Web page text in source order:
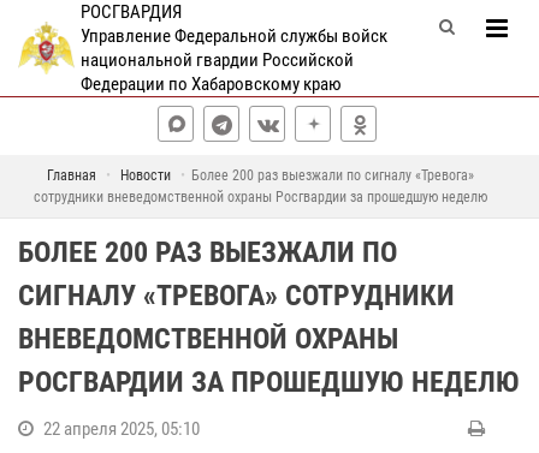
РОСГВАРДИЯ
Управление Федеральной службы войск
национальной гвардии Российской
Федерации по Хабаровскому краю
Главная Новости
Более 200 раз выезжали по сигналу «Тревога»
сотрудники вневедомственной охраны Росгвардии за прошедшую неделю
БОЛЕЕ 200 РАЗ ВЫЕЗЖАЛИ ПО
СИГНАЛУ «ТРЕВОГА» СОТРУДНИКИ
ВНЕВЕДОМСТВЕННОЙ ОХРАНЫ
РОСГВАРДИИ ЗА ПРОШЕДШУЮ НЕДЕЛЮ
22 апреля 2025, 05:10